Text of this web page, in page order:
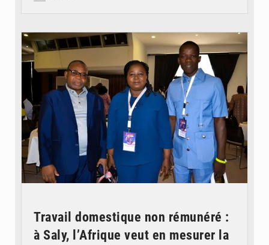
Travail domestique non rémunéré :
à Saly, l’Afrique veut en mesurer la